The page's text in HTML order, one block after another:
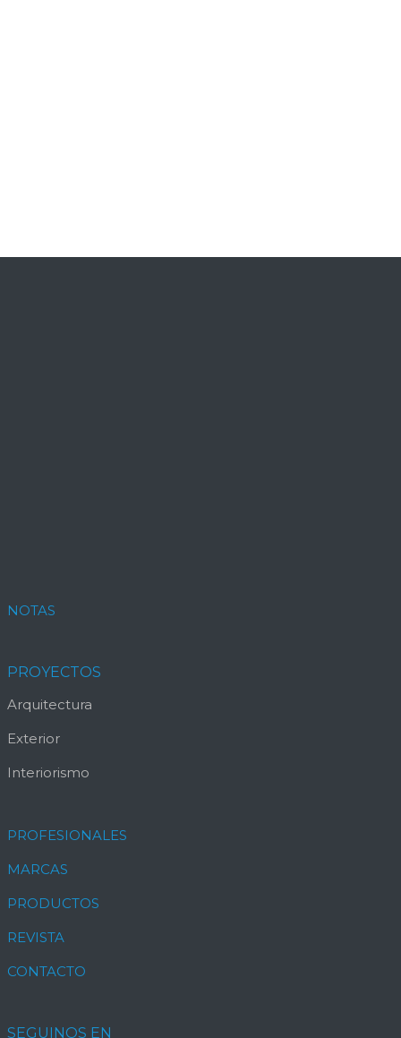
NOTAS
PROYECTOS
Arquitectura
Exterior
Interiorismo
PROFESIONALES
MARCAS
PRODUCTOS
REVISTA
CONTACTO
SEGUINOS EN